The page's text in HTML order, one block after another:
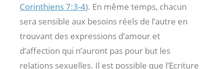
Corinthiens 7:3-4). En même temps, chacun
sera sensible aux besoins réels de l’autre en
trouvant des expressions d’amour et
d’affection qui n’auront pas pour but les
relations sexuelles. Il est possible que l’Ecriture